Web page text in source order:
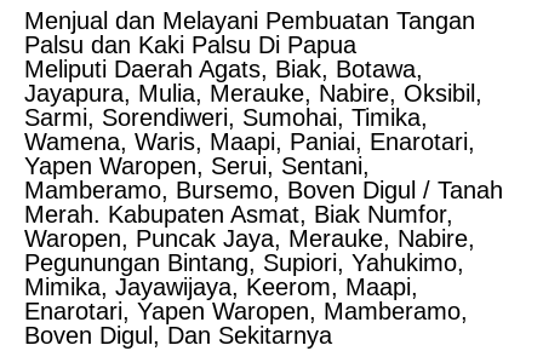
Menjual dan Melayani Pembuatan Tangan
Palsu dan Kaki Palsu Di Papua
Meliputi Daerah Agats, Biak, Botawa,
Jayapura, Mulia, Merauke, Nabire, Oksibil,
Sarmi, Sorendiweri, Sumohai, Timika,
Wamena, Waris, Maapi, Paniai, Enarotari,
Yapen Waropen, Serui, Sentani,
Mamberamo, Bursemo, Boven Digul / Tanah
Merah. Kabupaten Asmat, Biak Numfor,
Waropen, Puncak Jaya, Merauke, Nabire,
Pegunungan Bintang, Supiori, Yahukimo,
Mimika, Jayawijaya, Keerom, Maapi,
Enarotari, Yapen Waropen, Mamberamo,
Boven Digul, Dan Sekitarnya